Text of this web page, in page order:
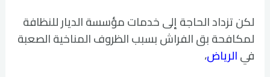
لكن تزداد الحاجة إلى خدمات مؤسسة الديار للنظافة
لمكافحة بق الفراش بسبب الظروف المناخية الصعبة
فيالرياض،